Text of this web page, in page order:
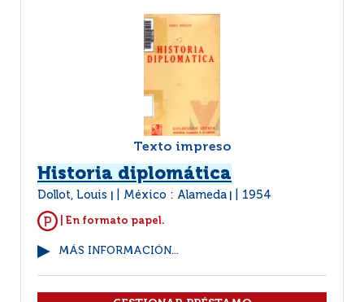
Texto impreso
Historia diplomática
Dollot, Louis México : Alameda 1954
| En formato papel.
MÁS INFORMACIÓN...